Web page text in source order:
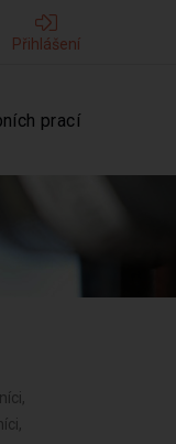
Přihlášení
prací